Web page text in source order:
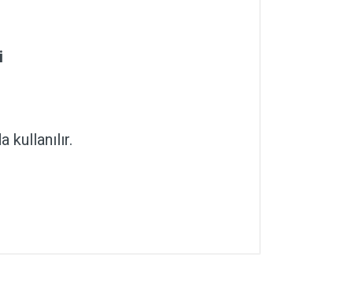
kullanılır.